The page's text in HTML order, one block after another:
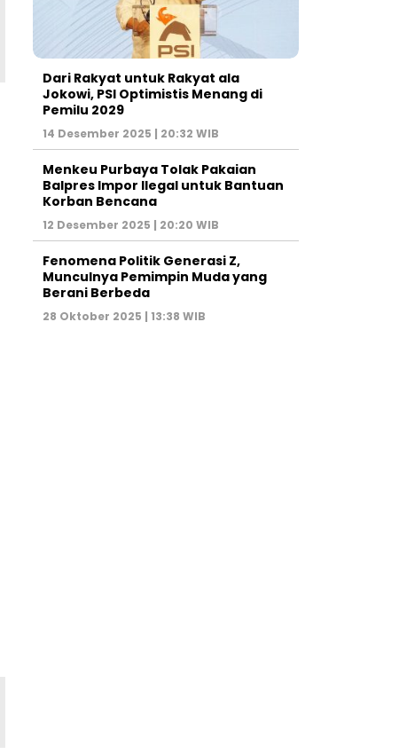
Dari Rakyat untuk Rakyat ala
Jokowi, PSI Optimistis Menang di
Pemilu 2029
14 Desember 2025 | 20:32 WIB
Menkeu Purbaya Tolak Pakaian
Balpres Impor Ilegal untuk Bantuan
Korban Bencana
12 Desember 2025 | 20:20 WIB
Fenomena Politik Generasi Z,
Munculnya Pemimpin Muda yang
Berani Berbeda
28 Oktober 2025 | 13:38 WIB